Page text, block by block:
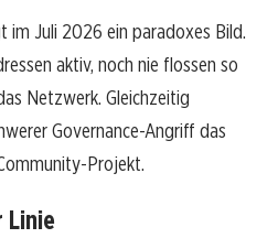
im Juli 2026 ein paradoxes Bild.
aktiv, noch nie flossen so
Netzwerk. Gleichzeitig
Governance-Angriff das
Projekt.
Linie